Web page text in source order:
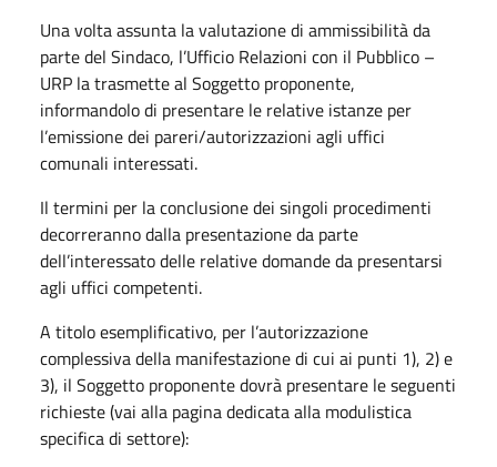
Una volta assunta la valutazione di ammissibilità da
parte del Sindaco, l’Ufficio Relazioni con il Pubblico –
URP la trasmette al Soggetto proponente,
informandolo di presentare le relative istanze per
l’emissione dei pareri/autorizzazioni agli uffici
comunali interessati.
Il termini per la conclusione dei singoli procedimenti
decorreranno dalla presentazione da parte
dell’interessato delle relative domande da presentarsi
agli uffici competenti.
A titolo esemplificativo, per l’autorizzazione
complessiva della manifestazione di cui ai punti 1), 2) e
3), il Soggetto proponente dovrà presentare le seguenti
richieste (vai alla pagina dedicata alla modulistica
specifica di settore):